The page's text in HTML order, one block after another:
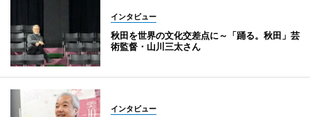
インタビュー
秋田を世界の文化交差点に～「踊る。秋田」芸
術監督・山川三太さん
インタビュー